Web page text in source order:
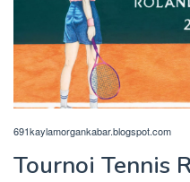
691kaylamorgankabar.blogspot.com
Tournoi Tennis